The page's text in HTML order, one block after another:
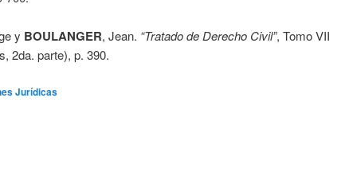
y BOULANGER, Jean. “Tratado de Derecho Civil”, Tomo VII
2da. parte), p. 390.
Jurídicas